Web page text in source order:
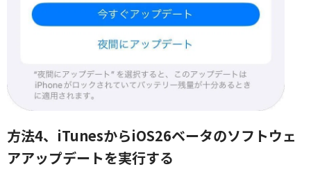
方法4、iTunesからiOS26ベータのソフトウェ
アアップデートを実行する